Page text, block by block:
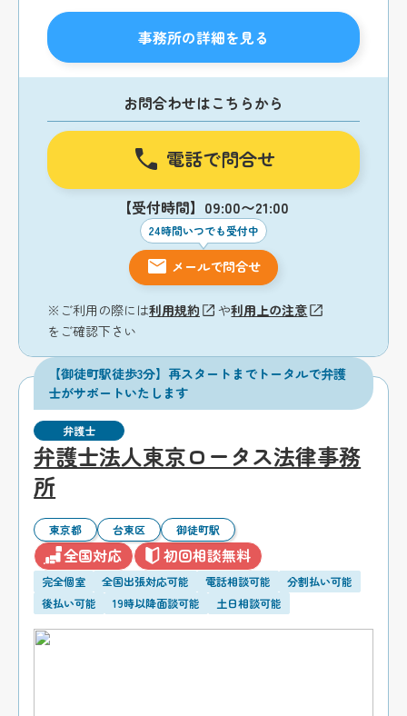
事務所の詳細を見る
お問合わせはこちらから
電話で問合せ
【受付時間】09:00〜21:00
24時間いつでも受付中
メールで問合せ
※ご利用の際には利用規約 や利用上の注意
をご確認下さい
【御徒町駅徒歩3分】再スタートまでトータルで弁護
士がサポートいたします
弁護士
弁護士法人東京ロータス法律事務
所
東京都 台東区 御徒町駅
全国対応 初回相談無料
完全個室 全国出張対応可能 電話相談可能
分割払い可能
後払い可能
19時以降面談可能 土日相談可能